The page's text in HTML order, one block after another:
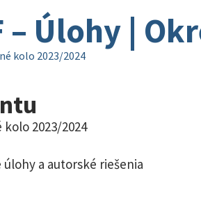
– Úlohy |
kolo 2023/2024
2023/2024
úlohy a autorské riešenia